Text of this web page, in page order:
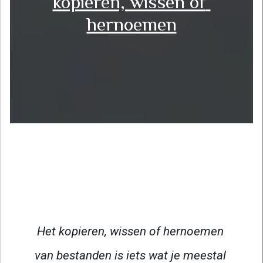
hernoemen
Het kopieren, wissen of hernoemen
van bestanden is iets wat je meestal